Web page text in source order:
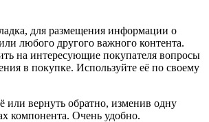
для размещения информации о
любого другого важного контента.
на интересующие покупателя вопросы
в покупке. Используйте её по своему
или вернуть обратно, изменив одну
компонента. Очень удобно.